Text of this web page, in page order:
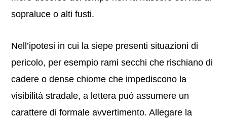
sopraluce o alti fusti.
Nell’ipotesi in cui la siepe presenti situazioni di
pericolo, per esempio rami secchi che rischiano di
cadere o dense chiome che impediscono la
visibilità stradale, a lettera può assumere un
carattere di formale avvertimento. Allegare la